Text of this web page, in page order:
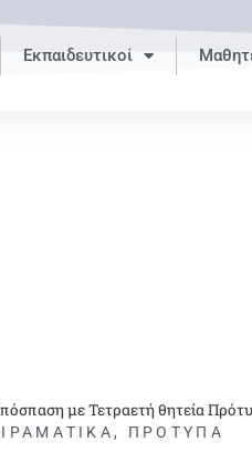
Εκπαιδευτικοί
με Τετραετή θητεία
, ΠΡΌΤΥΠΑ